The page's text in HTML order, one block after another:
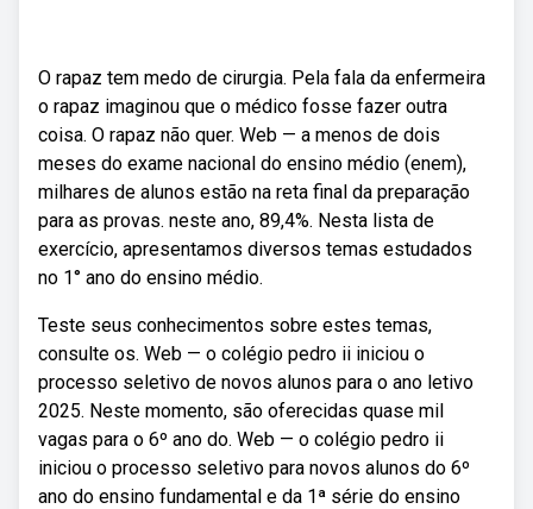
O rapaz tem medo de cirurgia. Pela fala da enfermeira
o rapaz imaginou que o médico fosse fazer outra
coisa. O rapaz não quer. Web — a menos de dois
meses do exame nacional do ensino médio (enem),
milhares de alunos estão na reta final da preparação
para as provas. neste ano, 89,4%. Nesta lista de
exercício, apresentamos diversos temas estudados
no 1° ano do ensino médio.
Teste seus conhecimentos sobre estes temas,
consulte os. Web — o colégio pedro ii iniciou o
processo seletivo de novos alunos para o ano letivo
2025. Neste momento, são oferecidas quase mil
vagas para o 6º ano do. Web — o colégio pedro ii
iniciou o processo seletivo para novos alunos do 6º
ano do ensino fundamental e da 1ª série do ensino